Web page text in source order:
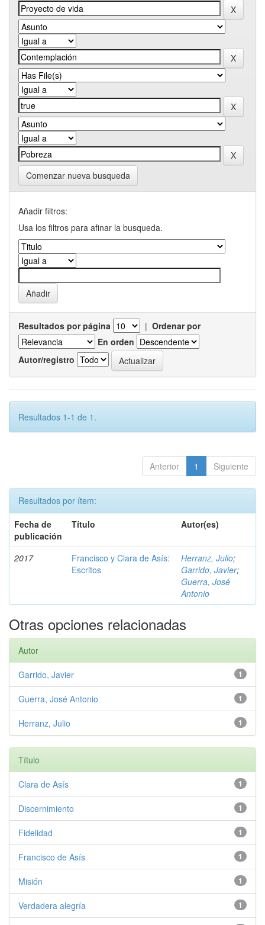
Comenzar nueva busqueda
Añadir filtros:
Usa los filtros para afinar la busqueda.
Resultados por página | Ordenar por
En orden
Autor/registro
Resultados 1-1 de 1.
Anterior 1 Siguiente
Resultados por ítem:
Fecha de
publicación
Título Autor(es)
2017
Francisco y Clara de Asís:
Escritos
Herranz, Julio;
Garrido, Javier;
Guerra, José
Antonio
Otras opciones relacionadas
Autor
1
Garrido, Javier
1
Guerra, José Antonio
1
Herranz, Julio
Título
1
Clara de Asís
1
Discernimiento
1
Fidelidad
1
Francisco de Asís
1
Misión
1
Verdadera alegría